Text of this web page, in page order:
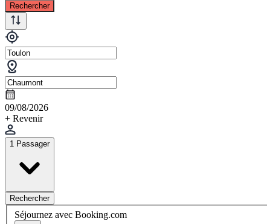
Rechercher
09/08/2026
+ Revenir
1 Passager
Rechercher
Séjournez avec Booking.com